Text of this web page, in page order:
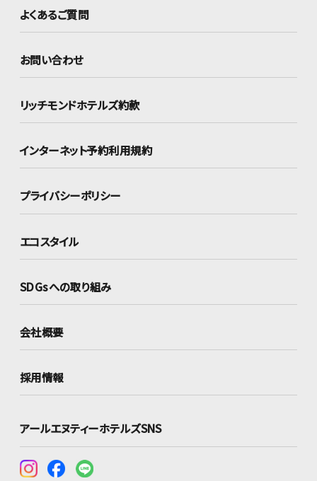
よくあるご質問
お問い合わせ
リッチモンドホテルズ約款
インターネット予約利用規約
プライバシーポリシー
エコスタイル
SDGsへの取り組み
会社概要
採用情報
アールエヌティーホテルズSNS